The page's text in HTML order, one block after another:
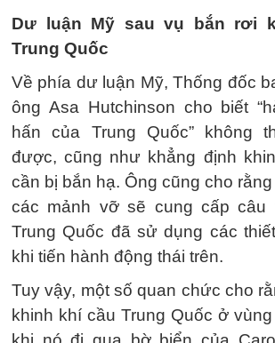
Dư luận Mỹ sau vụ bắn rơi
Trung Quốc
Về phía dư luận Mỹ, Thống đốc
ông Asa Hutchinson cho biết
hấn của Trung Quốc” không
được, cũng như khẳng định
cần bị bắn hạ. Ông cũng cho
các mảnh vỡ sẽ cung cấp câu
Trung Quốc đã sử dụng các
khi tiến hành động thái trên.
Tuy vậy, một số quan chức cho
khinh khí cầu Trung Quốc ở